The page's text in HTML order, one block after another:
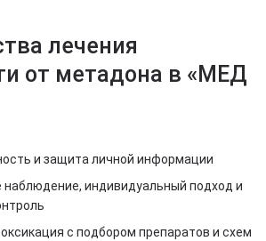
лечения
от метадона в «МЕД
и защита личной информации
наблюдение, индивидуальный подход и
с подбором препаратов и схем